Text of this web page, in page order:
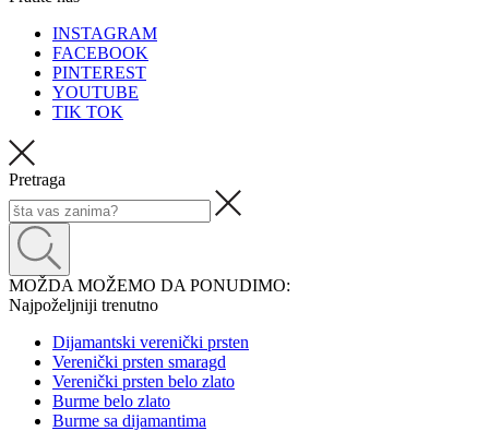
INSTAGRAM
FACEBOOK
PINTEREST
YOUTUBE
TIK TOK
Pretraga
MOŽDA MOŽEMO DA PONUDIMO:
Najpoželjniji trenutno
Dijamantski verenički prsten
Verenički prsten smaragd
Verenički prsten belo zlato
Burme belo zlato
Burme sa dijamantima